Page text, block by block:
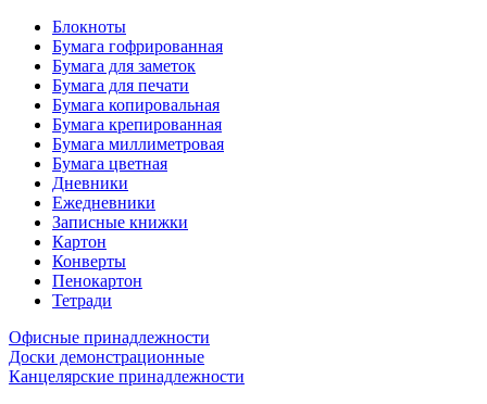
Блокноты
Бумага гофрированная
Бумага для заметок
Бумага для печати
Бумага копировальная
Бумага крепированная
Бумага миллиметровая
Бумага цветная
Дневники
Ежедневники
Записные книжки
Картон
Конверты
Пенокартон
Тетради
Офисные принадлежности
Доски демонстрационные
Канцелярские принадлежности